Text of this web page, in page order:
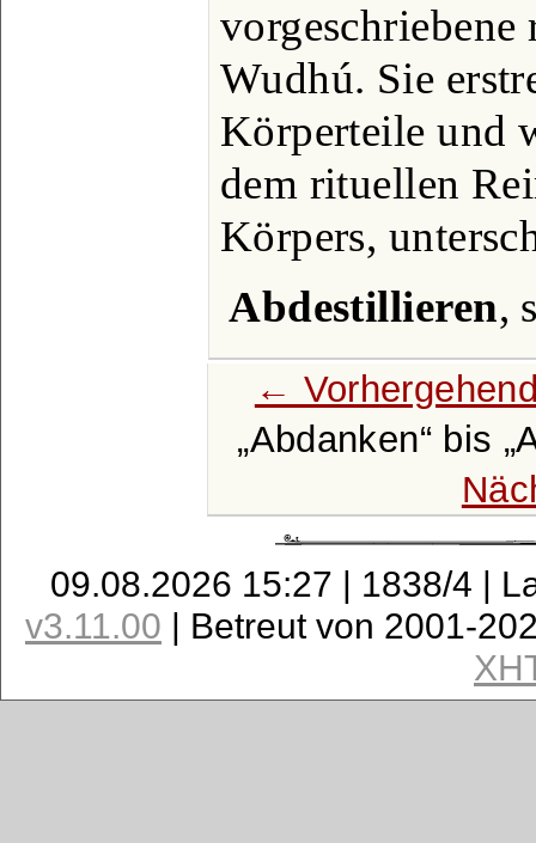
vorgeschriebene
Wudhú. Sie
Körperteile und
dem rituellen
Körpers,
Abdestillieren,
←
Abdanken bis
09.08.2026 15:27 | 1838/4 |
v3.11.00 | Betreut von 2001-